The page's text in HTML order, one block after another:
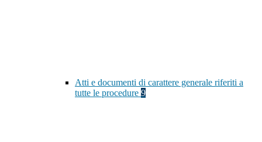
Atti e documenti di carattere generale riferiti a
tutte le procedure 9